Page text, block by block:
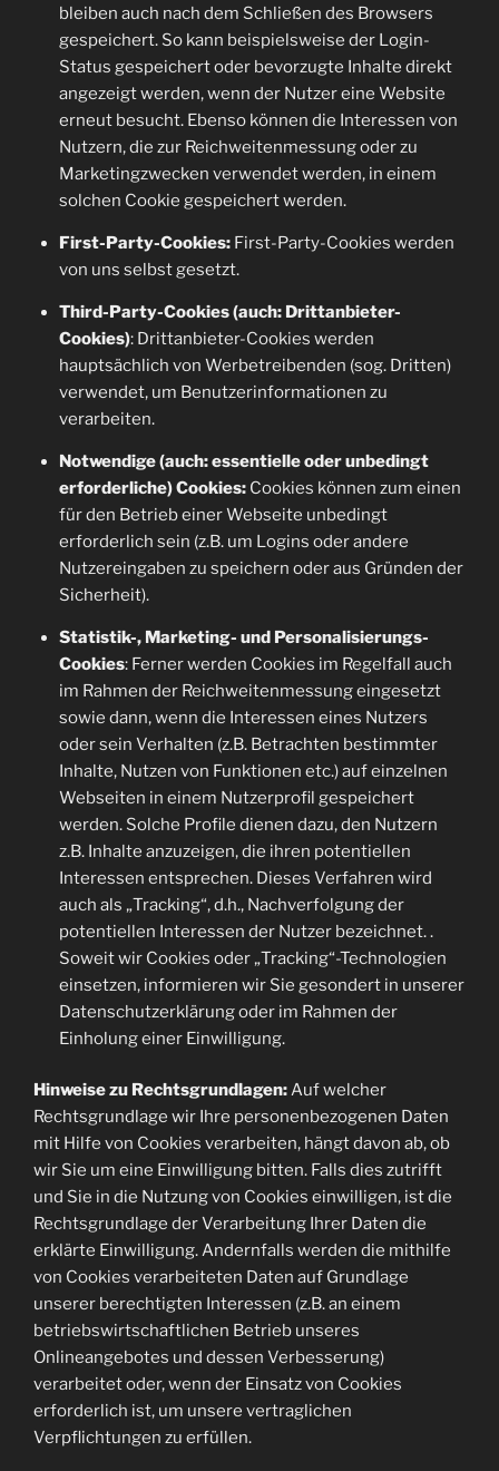
bleiben auch nach dem Schließen des Browsers
gespeichert. So kann beispielsweise der Login-
Status gespeichert oder bevorzugte Inhalte direkt
angezeigt werden, wenn der Nutzer eine Website
erneut besucht. Ebenso können die Interessen von
Nutzern, die zur Reichweitenmessung oder zu
Marketingzwecken verwendet werden, in einem
solchen Cookie gespeichert werden.
First-Party-Cookies:First-Party-Cookies werden
von uns selbst gesetzt.
Third-Party-Cookies (auch: Drittanbieter-
Cookies): Drittanbieter-Cookies werden
hauptsächlich von Werbetreibenden (sog. Dritten)
verwendet, um Benutzerinformationen zu
verarbeiten.
Notwendige (auch: essentielle oder unbedingt
erforderliche) Cookies:Cookies können zum einen
für den Betrieb einer Webseite unbedingt
erforderlich sein (z.B. um Logins oder andere
Nutzereingaben zu speichern oder aus Gründen der
Sicherheit).
Statistik-, Marketing- und Personalisierungs-
Cookies: Ferner werden Cookies im Regelfall auch
im Rahmen der Reichweitenmessung eingesetzt
sowie dann, wenn die Interessen eines Nutzers
oder sein Verhalten (z.B. Betrachten bestimmter
Inhalte, Nutzen von Funktionen etc.) auf einzelnen
Webseiten in einem Nutzerprofil gespeichert
werden. Solche Profile dienen dazu, den Nutzern
z.B. Inhalte anzuzeigen, die ihren potentiellen
Interessen entsprechen. Dieses Verfahren wird
auch als „Tracking“, d.h., Nachverfolgung der
potentiellen Interessen der Nutzer bezeichnet. .
Soweit wir Cookies oder „Tracking“-Technologien
einsetzen, informieren wir Sie gesondert in unserer
Datenschutzerklärung oder im Rahmen der
Einholung einer Einwilligung.
Hinweise zu Rechtsgrundlagen:Auf welcher
Rechtsgrundlage wir Ihre personenbezogenen Daten
mit Hilfe von Cookies verarbeiten, hängt davon ab, ob
wir Sie um eine Einwilligung bitten. Falls dies zutrifft
und Sie in die Nutzung von Cookies einwilligen, ist die
Rechtsgrundlage der Verarbeitung Ihrer Daten die
erklärte Einwilligung. Andernfalls werden die mithilfe
von Cookies verarbeiteten Daten auf Grundlage
unserer berechtigten Interessen (z.B. an einem
betriebswirtschaftlichen Betrieb unseres
Onlineangebotes und dessen Verbesserung)
verarbeitet oder, wenn der Einsatz von Cookies
erforderlich ist, um unsere vertraglichen
Verpflichtungen zu erfüllen.